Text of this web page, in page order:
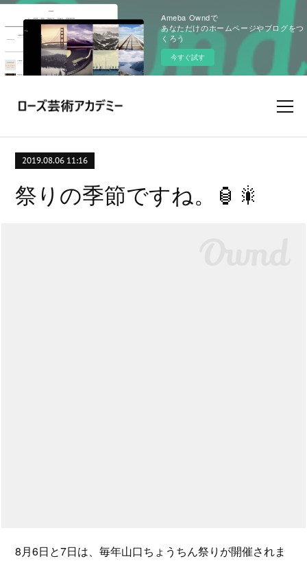
Ameba Owndで
あなただけのホームページやブログをつ
くろう
今すぐ試す
2019.08.06 11:16
祭りの季節ですね。🏮🎇
8月6日と7日は、毎年山口ちょうちん祭りが開催されま